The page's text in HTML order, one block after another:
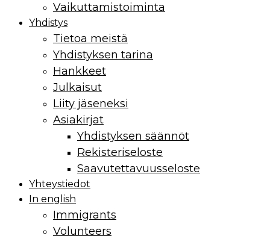
Vaikuttamis­toiminta
Yhdistys
Tietoa meistä
Yhdistyksen tarina
Hankkeet
Julkaisut
Liity jäseneksi
Asiakirjat
Yhdistyksen säännöt
Rekisteriseloste
Saavutettavuusseloste
Yhteystiedot
In english
Immigrants
Volunteers